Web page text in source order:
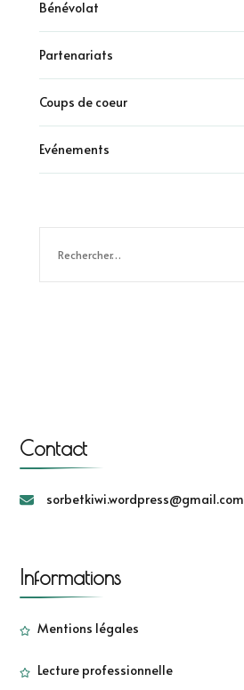
Bénévolat
Partenariats
Coups de coeur
Evénements
Contact
sorbetkiwi.wordpress@gmail.com
Informations
Mentions légales
Lecture professionnelle